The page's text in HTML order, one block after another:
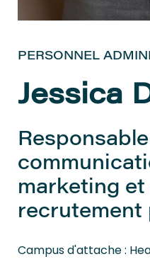
PERSONNEL
Jessica
marketing et
recrutement
Campus d'attache :